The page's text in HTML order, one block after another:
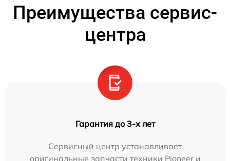
Преимущества сервис-
центра
Гарантия до 3-х лет
Сервисный центр устанавливает
оригинальные запчасти техники Pioneer и